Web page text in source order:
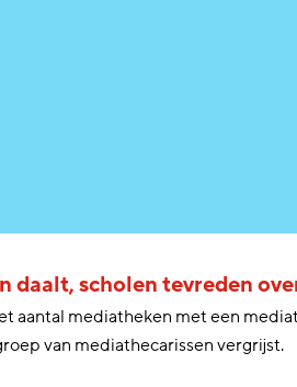
daalt, scholen tevreden
aantal mediatheken met een
van mediathecarissen vergrijst.